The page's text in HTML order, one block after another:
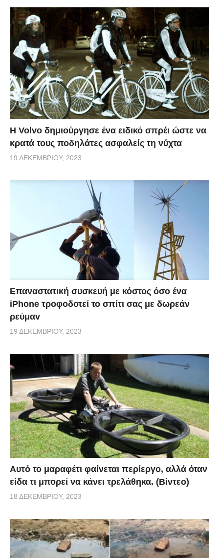
Η Volvo δημιούργησε ένα ειδικό σπρέι ώστε να
κρατά τους ποδηλάτες ασφαλείς τη νύχτα
19 ΔΕΚΕΜΒΡΊΟΥ, 2023
Επαναστατική συσκευή με κόστος όσο ένα
iPhone τροφοδοτεί το σπίτι σας με δωρεάν
ρεύμαv
19 ΔΕΚΕΜΒΡΊΟΥ, 2023
Αυτό το μαραφέτι φαίνεται περίεργο, αλλά όταν
είδα τι μπορεί να κάνει τρελάθηκα. (Βίντεο)
18 ΔΕΚΕΜΒΡΊΟΥ, 2023